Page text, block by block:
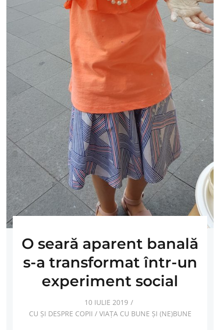
O seară aparent banală
s-a transformat într-un
experiment social
10 IULIE 2019
CU ȘI DESPRE COPII / VIAȚA CU BUNE ȘI (NE)BUNE